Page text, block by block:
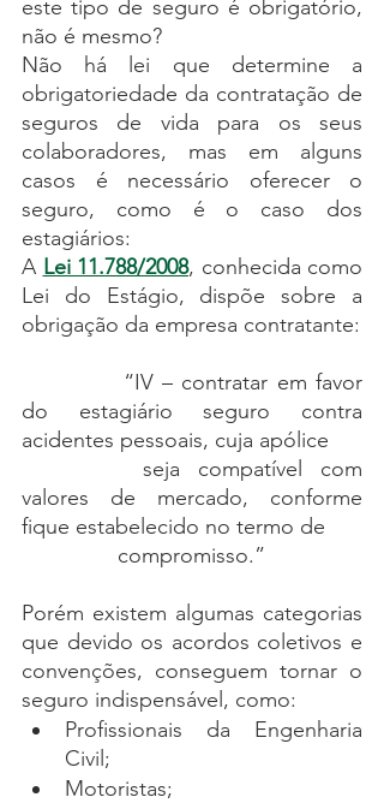
este tipo de seguro é obrigatório,
não é mesmo?
Não há lei que determine a
obrigatoriedade da contratação de
seguros de vida para os seus
colaboradores, mas em alguns
casos é necessário oferecer o
seguro, como é o caso dos
estagiários:
A Lei 11.788/2008, conhecida como
Lei do Estágio, dispõe sobre a
obrigação da empresa contratante:
do estagiário seguro contra
acidentes pessoais, cuja apólice
valores de mercado, conforme
fique estabelecido no termo de
		compromisso.”
Porém existem algumas categorias
que devido os acordos coletivos e
convenções, conseguem tornar o
seguro indispensável, como:
Profissionais da Engenharia
Civil;
Motoristas;